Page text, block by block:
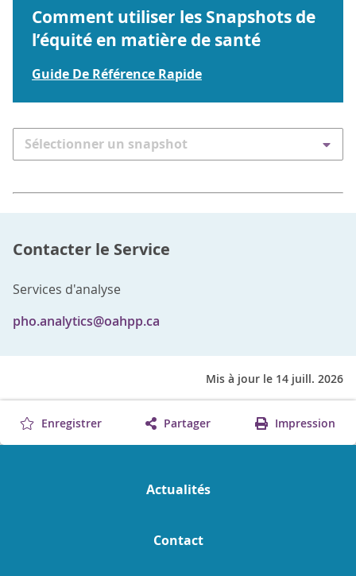
Comment utiliser les Snapshots de
l’équité en matière de santé
Guide De Référence Rapide
Sélectionner un snapshot
Contacter le Service
Services d'analyse
pho.analytics@oahpp.ca
Mis à jour le 14 juill. 2026
Enregistrer Partager Impression
Actualités
Contact